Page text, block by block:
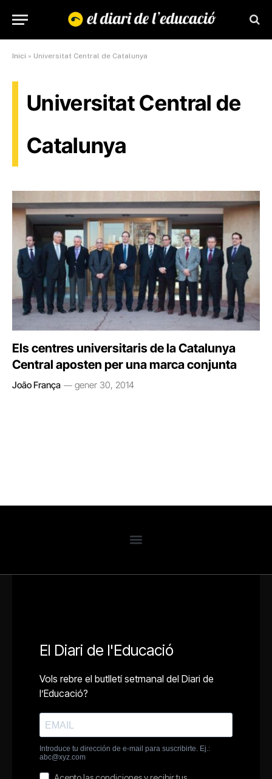
Inici » Universitat Central de Catalunya
Universitat Central de
Catalunya
Els centres universitaris de la Catalunya
Central aposten per una marca conjunta
João França gener 30, 2014